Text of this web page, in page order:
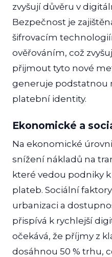
zvyšují důvěru v
Bezpečnost je
šifrovacím
ověřováním, což
přijmout tyto nové
generuje podstatnou
platební identity.
Ekonomické a
Na ekonomické
snížení nákladů na
které vedou podniky
plateb. Sociální
urbanizaci a
přispívá k rychlejší
očekává, že příjmy z
dosáhnou 50 % trhu,